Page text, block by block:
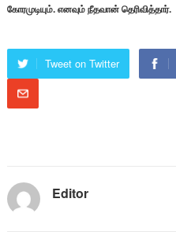
கோரமுடியும். எனவும் நீதவான் தெரிவித்தார்.
Tweet on Twitter
Editor